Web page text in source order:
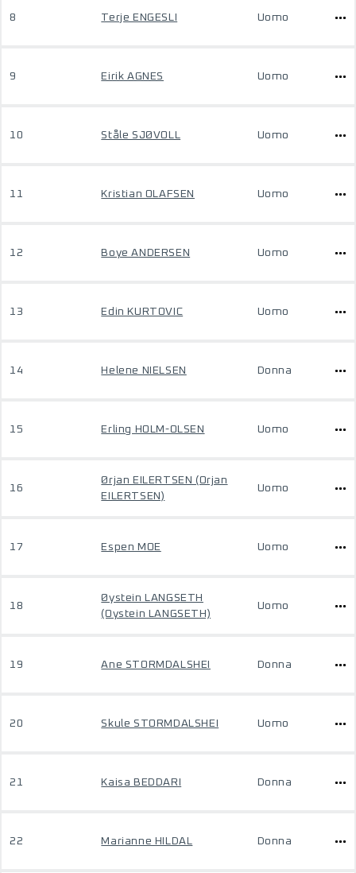
8 Terje ENGESLI Uomo
9 Eirik AGNES Uomo
10 Ståle SJØVOLL Uomo
11 Kristian OLAFSEN Uomo
12 Boye ANDERSEN Uomo
13 Edin KURTOVIC Uomo
14 Helene NIELSEN Donna
15 Erling HOLM-OLSEN Uomo
16
Ørjan EILERTSEN (Orjan
EILERTSEN)
Uomo
17 Espen MOE Uomo
18
Øystein LANGSETH
(Oystein LANGSETH)
Uomo
19 Ane STORMDALSHEI Donna
20 Skule STORMDALSHEI Uomo
21 Kaisa BEDDARI Donna
22 Marianne HILDAL Donna